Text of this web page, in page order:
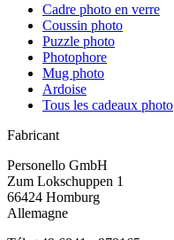
Cadre photo en verre
Coussin photo
Puzzle photo
Photophore
Mug photo
Ardoise
Tous les cadeaux photo
Fabricant
Personello GmbH
Zum Lokschuppen 1
66424 Homburg
Allemagne